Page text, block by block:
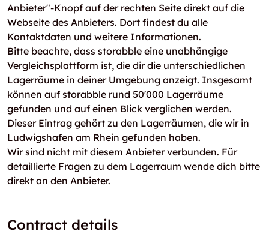
Anbieter"-Knopf auf der rechten Seite direkt auf die
Webseite des Anbieters. Dort findest du alle
Kontaktdaten und weitere Informationen.
Bitte beachte, dass storabble eine unabhängige
Vergleichsplattform ist, die dir die unterschiedlichen
Lagerräume in deiner Umgebung anzeigt. Insgesamt
können auf storabble rund 50'000 Lagerräume
gefunden und auf einen Blick verglichen werden.
Dieser Eintrag gehört zu den Lagerräumen, die wir in
Ludwigshafen am Rhein gefunden haben.
Wir sind nicht mit diesem Anbieter verbunden. Für
detaillierte Fragen zu dem Lagerraum wende dich bitte
direkt an den Anbieter.
Contract details